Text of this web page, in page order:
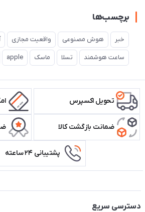
برچسب‌ها
خبر هوش مصنوعی واقعیت مجازی
ساعت هوشمند تسلا ماسک apple
تحویل اکسپرس
ضمانت بازگشت کالا
پشتیبانی ۲۴ ساعته
دسترسی سریع